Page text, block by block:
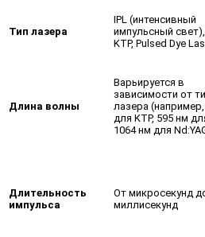
Тип лазера
IPL (интенсивный
импульсный свет),
KTP, Pulsed Dye
Длина волны
Варьируется в
зависимости от
лазера
для KTP, 595 нм для
1064 нм для
Длительность
импульса
От микросекунд
миллисекунд